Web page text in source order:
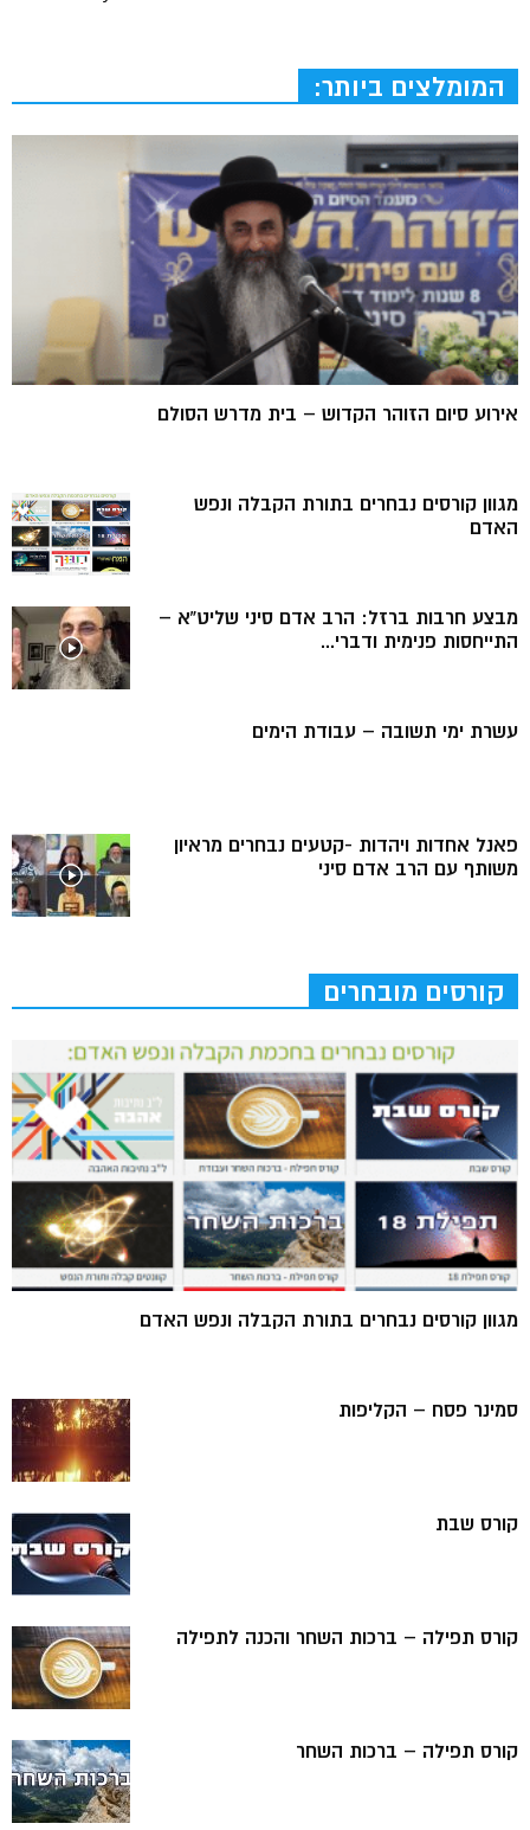
המומלצים ביותר:
אירוע סיום הזוהר הקדוש – בית מדרש הסולם
מגוון קורסים נבחרים בתורת הקבלה ונפש
האדם
מבצע חרבות ברזל: הרב אדם סיני שליט”א –
התייחסות פנימית ודברי...
עשרת ימי תשובה – עבודת הימים
פאנל אחדות ויהדות -קטעים נבחרים מראיון
משותף עם הרב אדם סיני
קורסים מובחרים
מגוון קורסים נבחרים בתורת הקבלה ונפש האדם
סמינר פסח – הקליפות
קורס שבת
קורס תפילה – ברכות השחר והכנה לתפילה
קורס תפילה – ברכות השחר